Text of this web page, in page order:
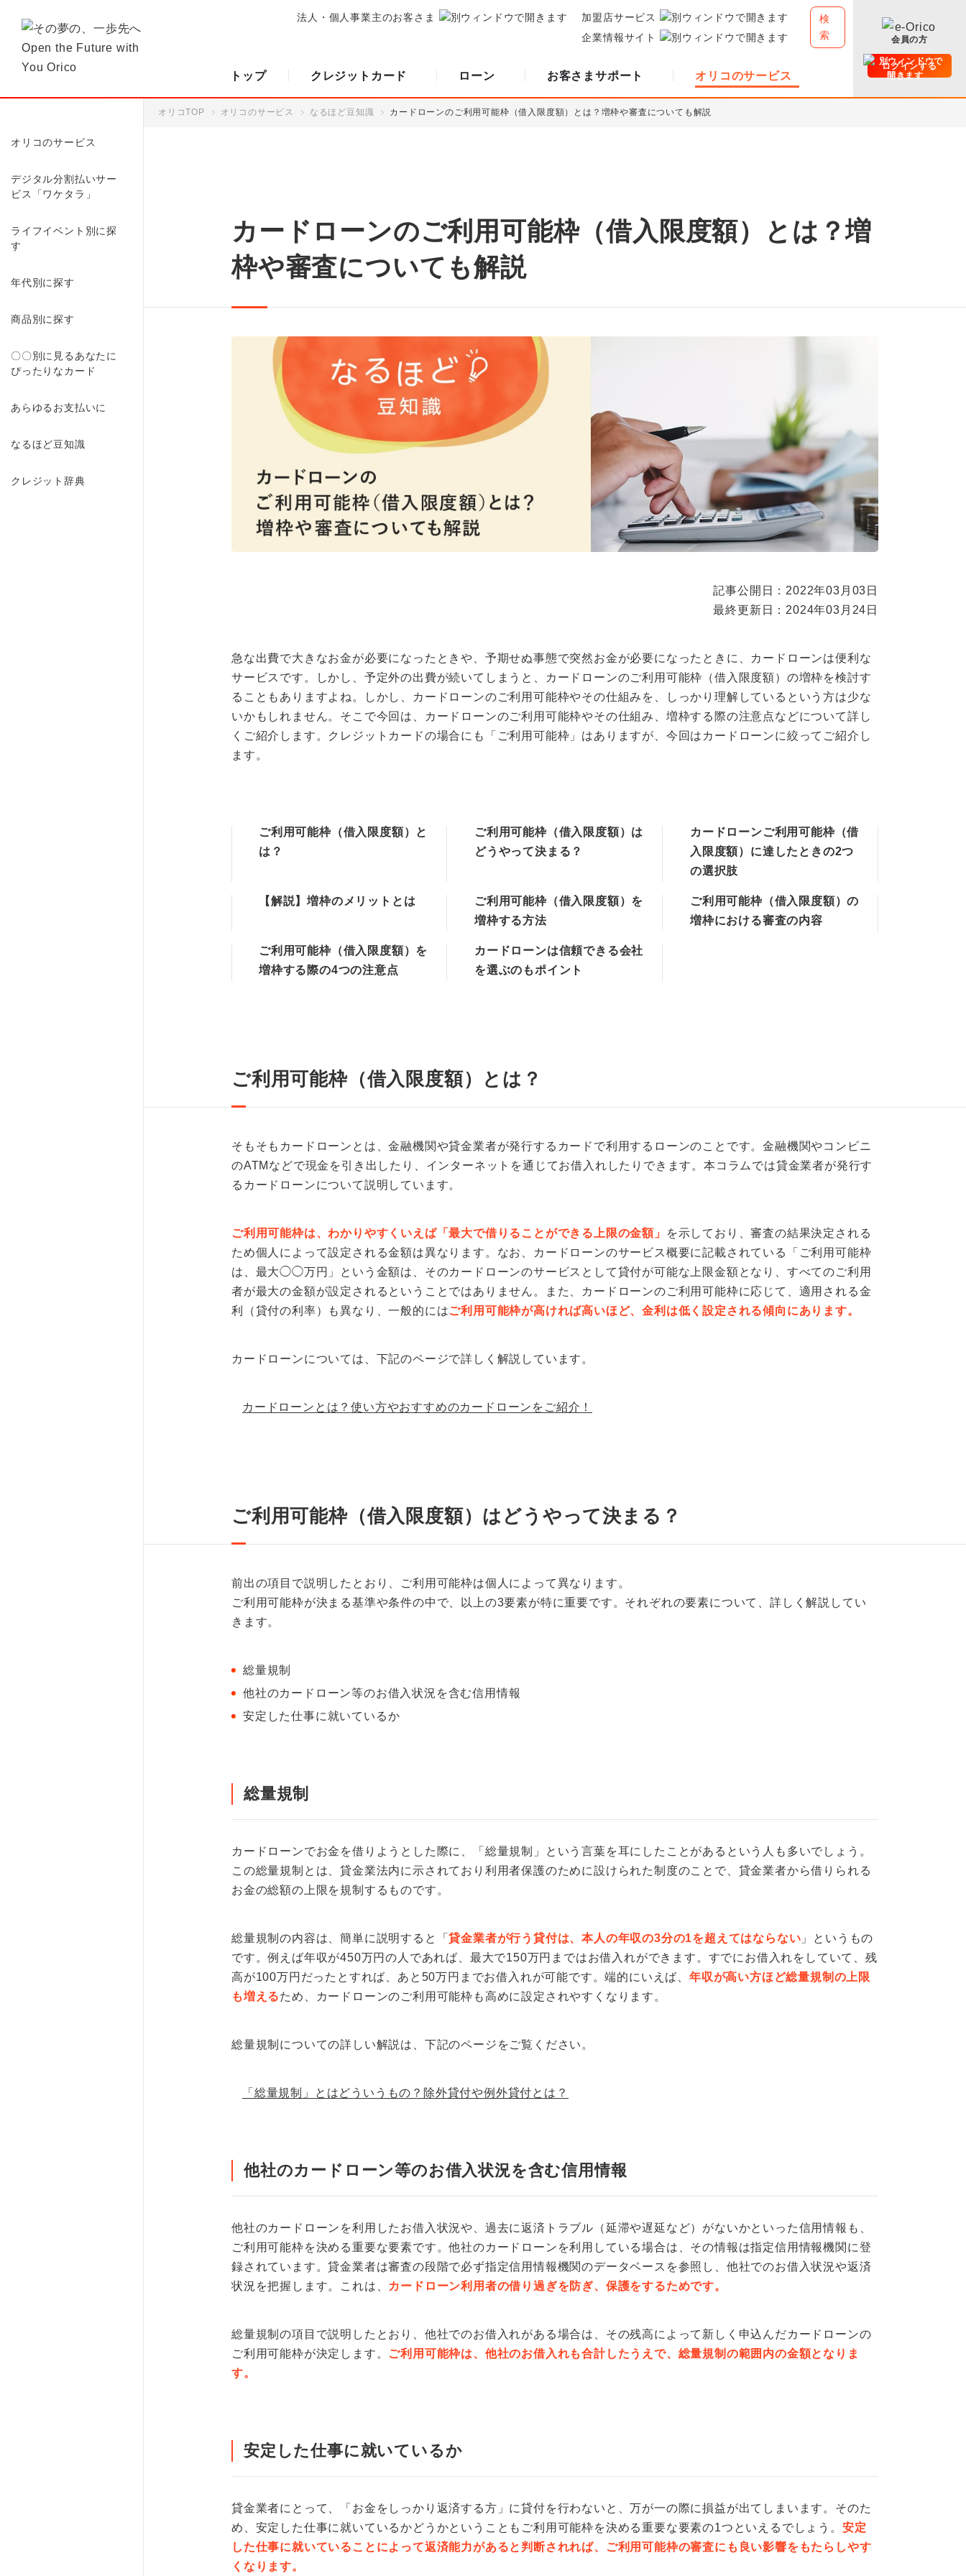
法人・個人事業主のお客さま
加盟店サービス
企業情報サイト
検
索
トップ クレジットカード ローン お客さまサポート オリコのサービス
会員の方
ログインする
オリコのサービス
デジタル分割払いサー
ビス「ワケタラ」
ライフイベント別に探
す
年代別に探す
商品別に探す
〇〇別に見るあなたに
ぴったりなカード
あらゆるお支払いに
なるほど豆知識
クレジット辞典
オリコTOP オリコのサービス なるほど豆知識 カードローンのご利用可能枠（借入限度額）とは？増枠や審査についても解説
カードローンのご利用可能枠（借入限度額）とは？増
枠や審査についても解説
記事公開日：2022年03月03日
最終更新日：2024年03月24日
急な出費で大きなお金が必要になったときや、予期せぬ事態で突然お金が必要になったときに、カードローンは便利な
サービスです。しかし、予定外の出費が続いてしまうと、カードローンのご利用可能枠（借入限度額）の増枠を検討す
ることもありますよね。しかし、カードローンのご利用可能枠やその仕組みを、しっかり理解しているという方は少な
いかもしれません。そこで今回は、カードローンのご利用可能枠やその仕組み、増枠する際の注意点などについて詳し
くご紹介します。クレジットカードの場合にも「ご利用可能枠」はありますが、今回はカードローンに絞ってご紹介し
ます。
ご利用可能枠（借入限度額）と
は？
ご利用可能枠（借入限度額）は
どうやって決まる？
カードローンご利用可能枠（借
入限度額）に達したときの2つ
の選択肢
【解説】増枠のメリットとは
ご利用可能枠（借入限度額）を
増枠する方法
ご利用可能枠（借入限度額）の
増枠における審査の内容
ご利用可能枠（借入限度額）を
増枠する際の4つの注意点
カードローンは信頼できる会社
を選ぶのもポイント
ご利用可能枠（借入限度額）とは？
そもそもカードローンとは、金融機関や貸金業者が発行するカードで利用するローンのことです。金融機関やコンビニ
のATMなどで現金を引き出したり、インターネットを通じてお借入れしたりできます。本コラムでは貸金業者が発行す
るカードローンについて説明しています。
ご利用可能枠は、わかりやすくいえば「最大で借りることができる上限の金額」
を示しており、審査の結果決定される
ため個人によって設定される金額は異なります。なお、カードローンのサービス概要に記載されている「ご利用可能枠
は、最大◯◯万円」という金額は、そのカードローンのサービスとして貸付が可能な上限金額となり、すべてのご利用
者が最大の金額が設定されるということではありません。また、カードローンのご利用可能枠に応じて、適用される金
利（貸付の利率）も異なり、一般的にはご利用可能枠が高ければ高いほど、金利は低く設定される傾向にあります。
カードローンについては、下記のページで詳しく解説しています。
カードローンとは？使い方やおすすめのカードローンをご紹介！
ご利用可能枠（借入限度額）はどうやって決まる？
前出の項目で説明したとおり、ご利用可能枠は個人によって異なります。
ご利用可能枠が決まる基準や条件の中で、以上の3要素が特に重要です。それぞれの要素について、詳しく解説してい
きます。
総量規制
他社のカードローン等のお借入状況を含む信用情報
安定した仕事に就いているか
総量規制
カードローンでお金を借りようとした際に、「総量規制」という言葉を耳にしたことがあるという人も多いでしょう。
この総量規制とは、貸金業法内に示されており利用者保護のために設けられた制度のことで、貸金業者から借りられる
お金の総額の上限を規制するものです。
総量規制の内容は、簡単に説明すると「貸金業者が行う貸付は、本人の年収の3分の1を超えてはならない 」というもの
です。例えば年収が450万円の人であれば、最大で150万円まではお借入れができます。すでにお借入れをしていて、残
高が100万円だったとすれば、あと50万円までお借入れが可能です。端的にいえば、 年収が高い方ほど総量規制の上限
も増えるため、カードローンのご利用可能枠も高めに設定されやすくなります。
総量規制についての詳しい解説は、下記のページをご覧ください。
「総量規制」とはどういうもの？除外貸付や例外貸付とは？
他社のカードローン等のお借入状況を含む信用情報
他社のカードローンを利用したお借入状況や、過去に返済トラブル（延滞や遅延など）がないかといった信用情報も、
ご利用可能枠を決める重要な要素です。他社のカードローンを利用している場合は、その情報は指定信用情報機関に登
録されています。貸金業者は審査の段階で必ず指定信用情報機関のデータベースを参照し、他社でのお借入状況や返済
状況を把握します。これは、 カードローン利用者の借り過ぎを防ぎ、保護をするためです。
総量規制の項目で説明したとおり、他社でのお借入れがある場合は、その残高によって新しく申込んだカードローンの
ご利用可能枠が決定します。 ご利用可能枠は、他社のお借入れも合計したうえで、総量規制の範囲内の金額となりま
す。
安定した仕事に就いているか
貸金業者にとって、「お金をしっかり返済する方」に貸付を行わないと、万が一の際に損益が出てしまいます。そのた
め、安定した仕事に就いているかどうかということもご利用可能枠を決める重要な要素の1つといえるでしょう。 安定
した仕事に就いていることによって返済能力があると判断されれば、ご利用可能枠の審査にも良い影響をもたらしやす
くなります。